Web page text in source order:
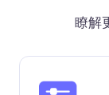
瞭解